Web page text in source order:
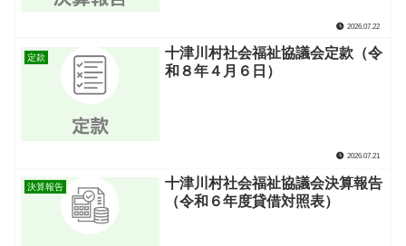
2026.07.22
定款
十津川村社会福祉協議会定款（令
和８年４月６日）
2026.07.21
決算報告
十津川村社会福祉協議会決算報告
（令和６年度貸借対照表）